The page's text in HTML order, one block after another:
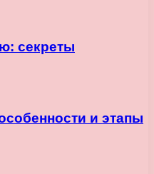
секреты
и этапы